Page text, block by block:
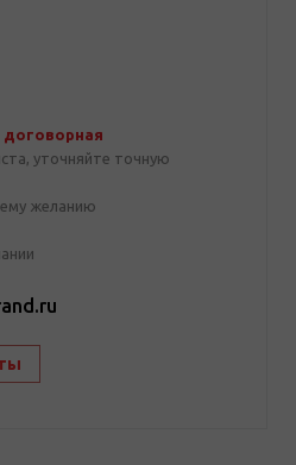
уточняйте точную
желанию